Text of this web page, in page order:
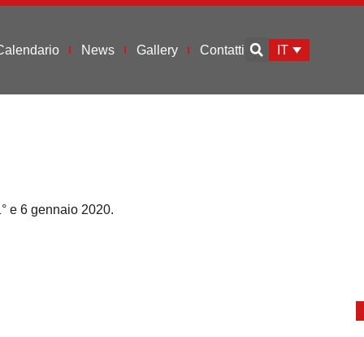
News Gallery Contatti IT
e 6 gennaio 2020.